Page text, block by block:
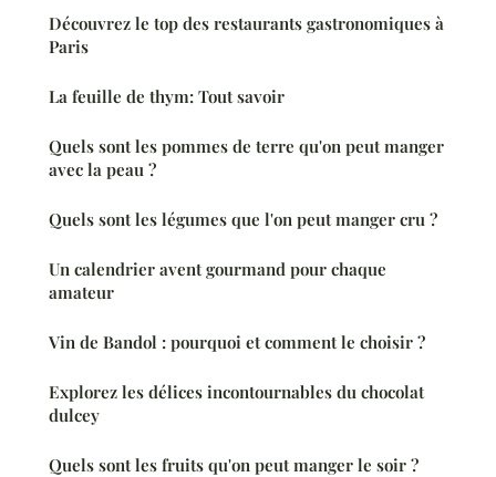
Découvrez le top des restaurants gastronomiques à
Paris
La feuille de thym: Tout savoir
Quels sont les pommes de terre qu'on peut manger
avec la peau ?
Quels sont les légumes que l'on peut manger cru ?
Un calendrier avent gourmand pour chaque
amateur
Vin de Bandol : pourquoi et comment le choisir ?
Explorez les délices incontournables du chocolat
dulcey
Quels sont les fruits qu'on peut manger le soir ?